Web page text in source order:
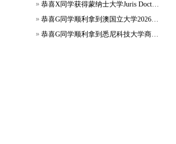
恭喜X同学获得蒙纳士大学Juris Doctor offer
恭喜G同学顺利拿到澳国立大学2026年7月应用会计硕士录取通知书~
恭喜G同学顺利拿到悉尼科技大学商科本科录取通知书~